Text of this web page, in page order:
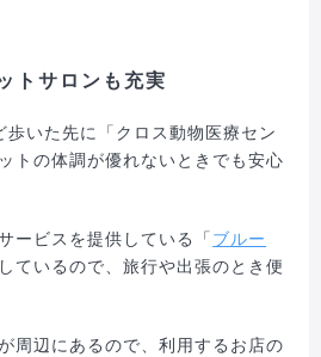
トサロンも充実
いた先に「クロス動物医療セン
トの体調が優れないときでも安心
ービスを提供している「ブルー
ているので、旅行や出張のとき便
周辺にあるので、利用するお店の